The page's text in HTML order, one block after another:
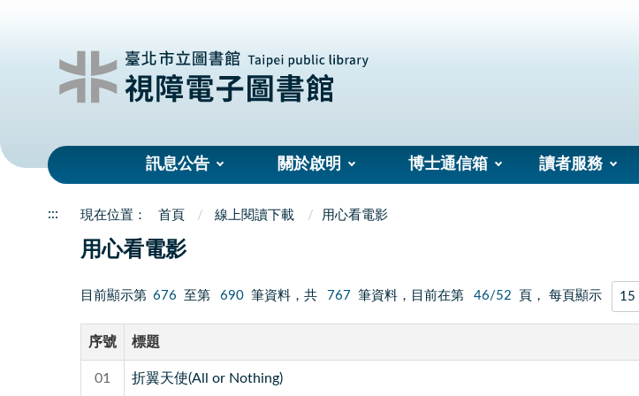
訊息公告 關於啟明 博士通信箱 讀者服務
::: 首頁 線上閱讀下載 用心看電影
用心看電影
目前顯示第 676 至第 690 筆資料，共 767 筆資料，目前在第 46/52 頁， 每頁顯示
序號 標題
01 折翼天使(All or Nothing)